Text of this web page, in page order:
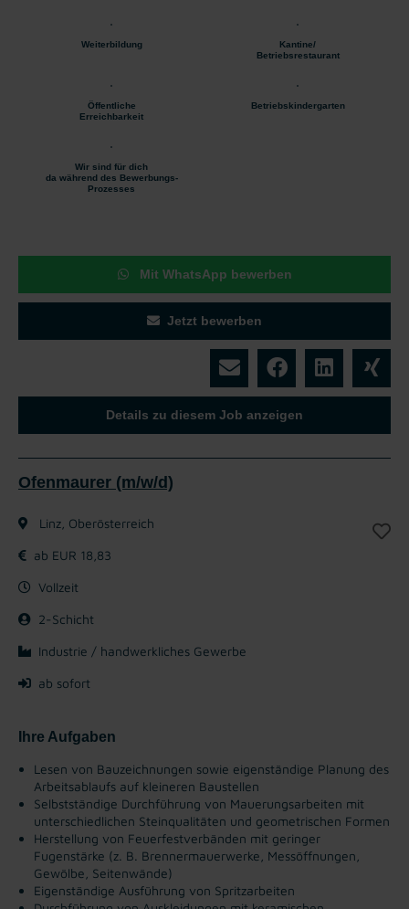
Weiterbildung
Kantine/
Betriebsrestaurant
Öffentliche
Erreichbarkeit
Betriebskindergarten
Wir sind für dich
da während des Bewerbungs-
Prozesses
Mit WhatsApp bewerben
Jetzt bewerben
Details zu diesem Job anzeigen
Ofenmaurer (m/w/d)
Linz, Oberösterreich
ab EUR 18,83
Vollzeit
2-Schicht
Industrie / handwerkliches Gewerbe
ab sofort
Ihre Aufgaben
Lesen von Bauzeichnungen sowie eigenständige Planung des
Arbeitsablaufs auf kleineren Baustellen
Selbstständige Durchführung von Mauerungsarbeiten mit
unterschiedlichen Steinqualitäten und geometrischen Formen
Herstellung von Feuerfestverbänden mit geringer
Fugenstärke (z. B. Brennermauerwerke, Messöffnungen,
Gewölbe, Seitenwände)
Eigenständige Ausführung von Spritzarbeiten